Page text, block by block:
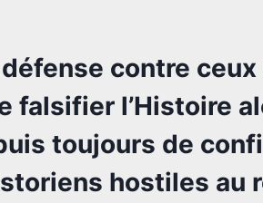
contre
falsifier l’Histoire
toujours de
hostiles au